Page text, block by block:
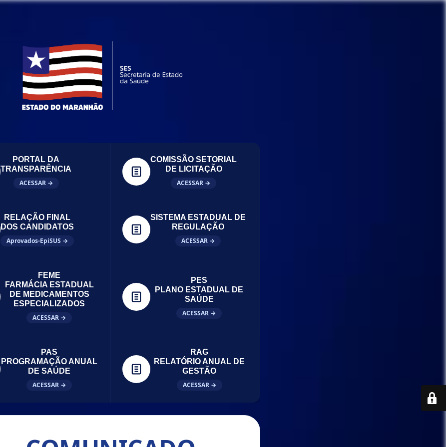
PORTAL DA
TRANSPARÊNCIA
ACESSAR →
COMISSÃO SETORIAL
DE LICITAÇÃO
ACESSAR →
RELAÇÃO FINAL
DOS CANDIDATOS
Aprovados-EpiSUS →
SISTEMA ESTADUAL DE
REGULAÇÃO
ACESSAR →
FEME
FARMÁCIA ESTADUAL
DE MEDICAMENTOS
ESPECIALIZADOS
ACESSAR →
PES
PLANO ESTADUAL DE
SAÚDE
ACESSAR →
PAS
PROGRAMAÇÃO ANUAL
DE SAÚDE
ACESSAR →
RAG
RELATÓRIO ANUAL DE
GESTÃO
ACESSAR →